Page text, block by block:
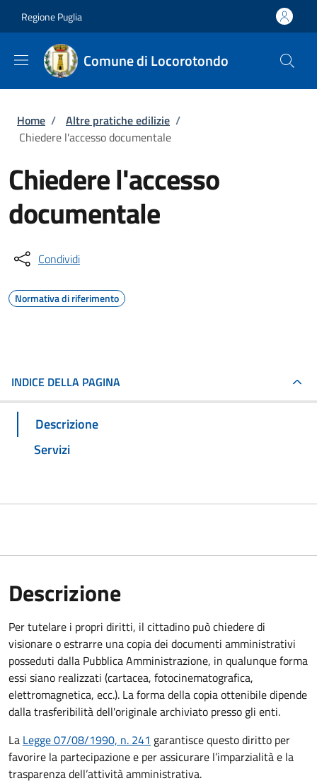
Regione Puglia
Comune di Locorotondo
Briciole di pane
Home / Altre pratiche edilizie /
Chiedere l'accesso documentale
Chiedere l'accesso
documentale
Condividi
Normativa di riferimento
INDICE DELLA PAGINA
Descrizione
Servizi
Descrizione
Per tutelare i propri diritti, il cittadino può chiedere di
visionare o estrarre una copia dei documenti amministrativi
posseduti dalla Pubblica Amministrazione, in qualunque forma
essi siano realizzati (cartacea, fotocinematografica,
elettromagnetica, ecc.). La forma della copia ottenibile dipende
dalla trasferibilità dell'originale archiviato presso gli enti.
La Legge 07/08/1990, n. 241 garantisce questo diritto per
favorire la partecipazione e per assicurare l’imparzialità e la
trasparenza dell’attività amministrativa.